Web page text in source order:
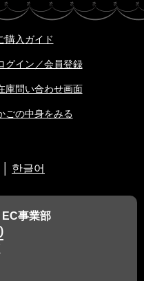
購入ガイド
グイン／会員登録
庫問い合わせ画面
ごの中身をみる
한글어
事業部